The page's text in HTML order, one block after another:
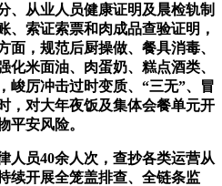
、从业人员健康证明及晨检轨制
、索证索票和肉成品查验证明，
面，规范后厨操做、餐具消毒、
化米面油、肉蛋奶、糕点酒类、
峻厉冲击过时变质、“三无”、冒
，对大年夜饭及集体会餐单元开
平安风险。
员40余人次，查抄各类运营从
续开展全笼盖排查、全链条监